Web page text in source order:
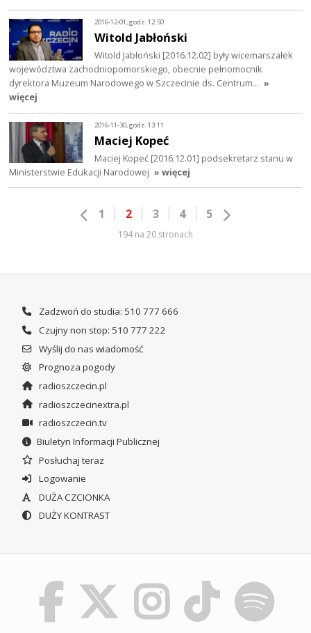
2016-12-01, godz. 12:50
Witold Jabłoński
Witold Jabłoński [2016.12.02] były wicemarszałek
województwa zachodniopomorskiego, obecnie pełnomocnik
dyrektora Muzeum Narodowego w Szczecinie ds. Centrum… »
więcej
2016-11-30, godz. 13:11
Maciej Kopeć
Maciej Kopeć [2016.12.01] podsekretarz stanu w
Ministerstwie Edukacji Narodowej » więcej
1 2 3 4 5
194 na 20 stronach
Zadzwoń do studia: 510 777 666
Czujny non stop: 510 777 222
Wyślij do nas wiadomość
Prognoza pogody
radioszczecin.pl
radioszczecinextra.pl
radioszczecin.tv
Biuletyn Informacji Publicznej
Posłuchaj teraz
Logowanie
DUŻA CZCIONKA
DUŻY KONTRAST